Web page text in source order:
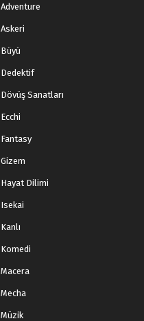
Adventure
Askeri
Büyü
Dedektif
Dövüş Sanatları
Ecchi
Fantasy
Gizem
Hayat Dilimi
Isekai
Kanlı
Komedi
Macera
Mecha
Müzik